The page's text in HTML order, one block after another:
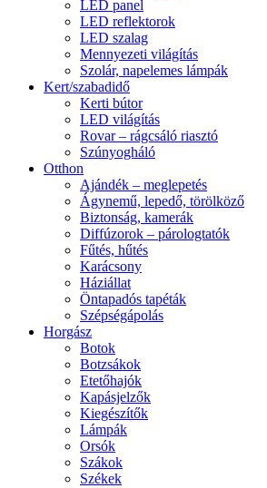
LED panel
LED reflektorok
LED szalag
Mennyezeti világítás
Szolár, napelemes lámpák
Kert/szabadidő
Kerti bútor
LED világítás
Rovar – rágcsáló riasztó
Szúnyogháló
Otthon
Ajándék – meglepetés
Ágynemű, lepedő, törölköző
Biztonság, kamerák
Diffúzorok – párologtatók
Fűtés, hűtés
Karácsony
Háziállat
Öntapadós tapéták
Szépségápolás
Horgász
Botok
Botzsákok
Etetőhajók
Kapásjelzők
Kiegészítők
Lámpák
Orsók
Szákok
Székek